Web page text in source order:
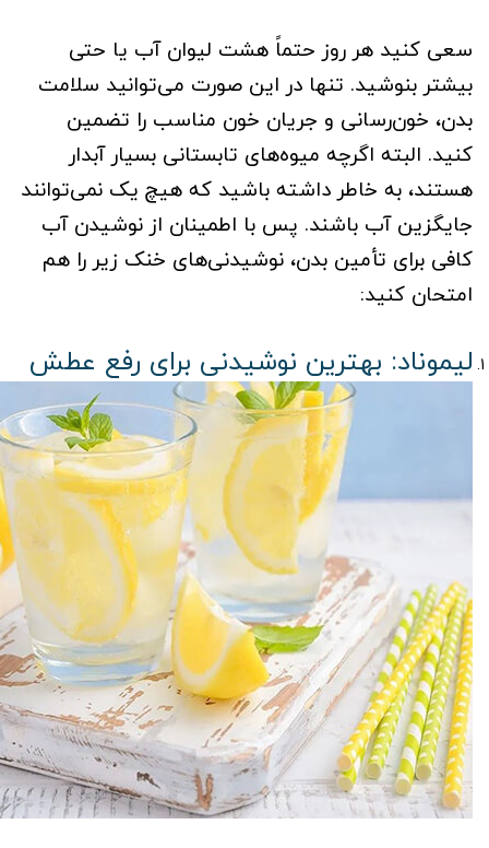
سعی کنید هر روز حتماً هشت لیوان آب یا حتی
بیشتر بنوشید. تنها در این صورت می‌توانید سلامت
بدن، خون‌رسانی و جریان خون مناسب را تضمین
کنید. البته اگرچه میوه‌های تابستانی بسیار آبدار
هستند، به خاطر داشته باشید که هیچ یک نمی‌توانند
جایگزین آب باشند. پس با اطمینان از نوشیدن آب
کافی برای تأمین بدن، نوشیدنی‌های خنک زیر را هم
امتحان کنید:
لیموناد: بهترین نوشیدنی برای رفع عطش